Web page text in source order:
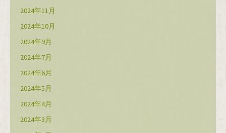
2024年11月
2024年10月
2024年9月
2024年7月
2024年6月
2024年5月
2024年4月
2024年3月